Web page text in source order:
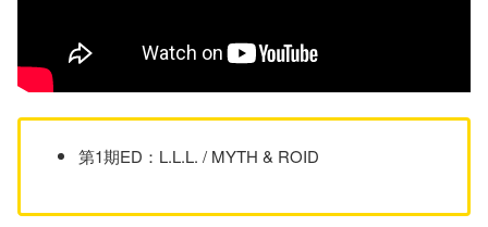
第1期ED：L.L.L. / MYTH & ROID